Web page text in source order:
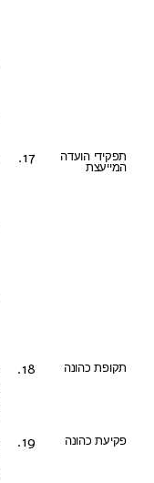
17.
תפקידי הועדה
המייעצת
18. תקופת כהונה
19. פקיעת כהונה